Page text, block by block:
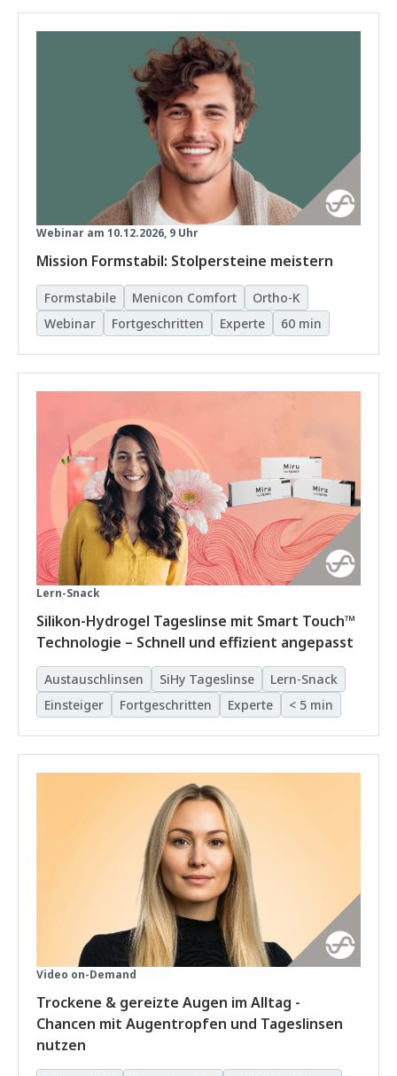
Webinar am 10.12.2026, 9 Uhr
Mission Formstabil: Stolpersteine meistern
Formstabile Menicon Comfort
Ortho-K
Webinar
Fortgeschritten Experte 60 min
Lern-Snack
Silikon-Hydrogel Tageslinse mit Smart Touch™
Technologie – Schnell und effizient angepasst
Austauschlinsen SiHy Tageslinse
Lern-Snack
Einsteiger
Fortgeschritten Experte < 5 min
Video on-Demand
Trockene & gereizte Augen im Alltag -
Chancen mit Augentropfen und Tageslinsen
nutzen